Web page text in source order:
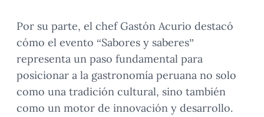
Por su parte, el chef Gastón Acurio destacó
cómo el evento “Sabores y saberes”
representa un paso fundamental para
posicionar a la gastronomía peruana no solo
como una tradición cultural, sino también
como un motor de innovación y desarrollo.